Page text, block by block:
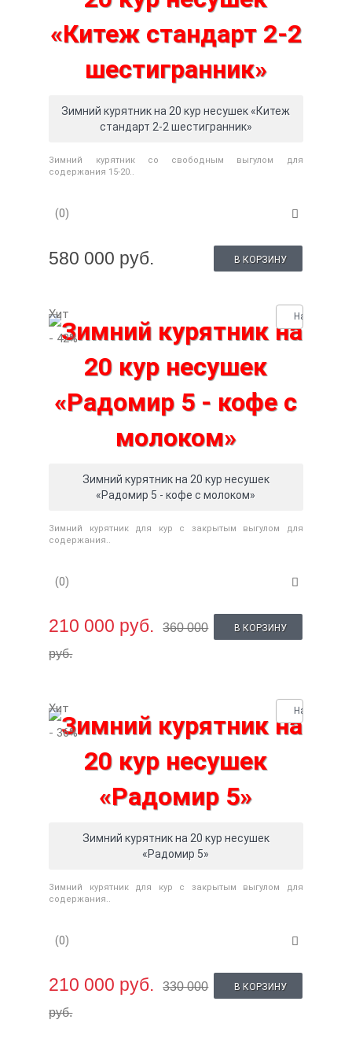
Зимний курятник на 20 кур несушек «Китеж
стандарт 2-2 шестигранник»
Зимний курятник со свободным выгулом для
содержания 15-20..
(0)
580 000 руб. В КОРЗИНУ
Хит
- 42%
Нашли
Зимний курятник на 20 кур несушек
«Радомир 5 - кофе с молоком»
Зимний курятник для кур с закрытым выгулом для
содержания..
(0)
210 000 руб.
360 000
руб.
В КОРЗИНУ
Хит
- 36%
Нашли
Зимний курятник на 20 кур несушек
«Радомир 5»
Зимний курятник для кур с закрытым выгулом для
содержания..
(0)
210 000 руб.
330 000
руб.
В КОРЗИНУ